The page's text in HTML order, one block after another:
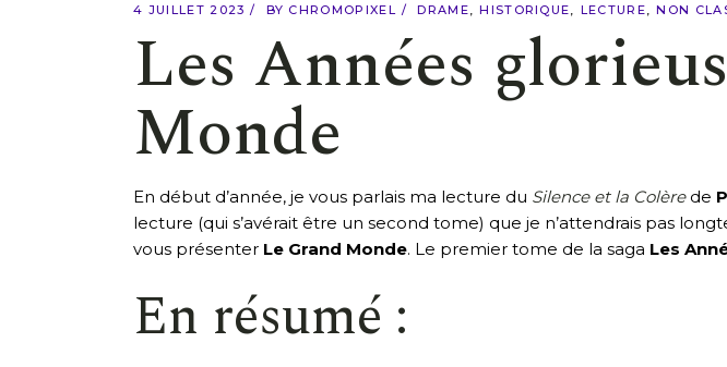
4 JUILLET 2023 BY CHROMOPIXEL DRAME HISTORIQUE LECTURE NON
Les Années
Monde
En début d’année, je vous parlais ma lecture du Silence et la Colère de
lecture (qui s’avérait être un second tome) que je n’attendrais pas
vous présenter Le Grand Monde. Le premier tome de la saga Les
En résumé :